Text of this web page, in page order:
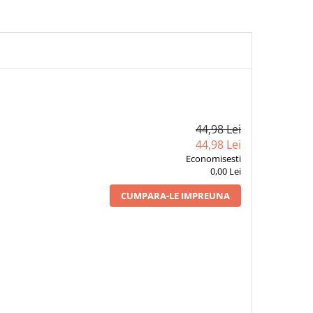
44,98 Lei
44,98 Lei
Economisesti
0,00 Lei
CUMPARA-LE IMPREUNA